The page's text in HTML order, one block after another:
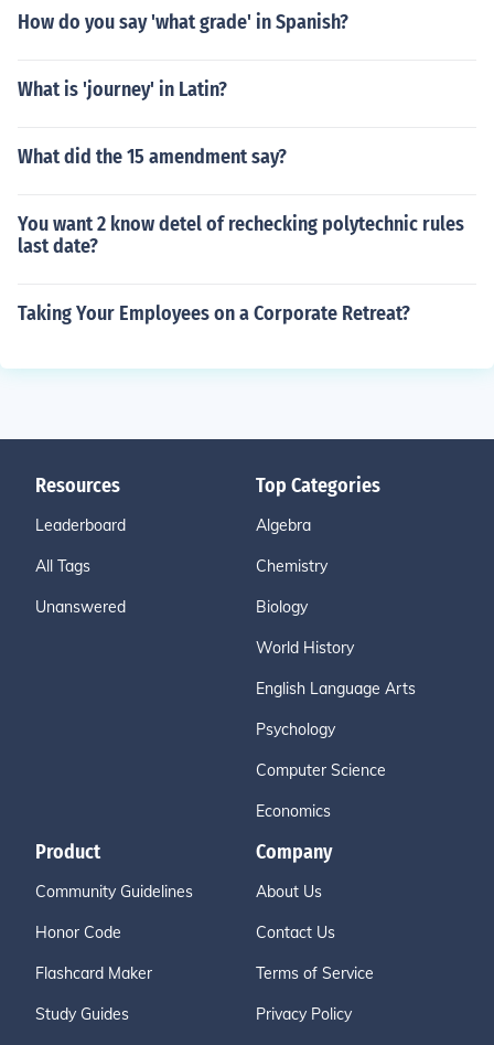
How do you say 'what grade' in Spanish?
What is 'journey' in Latin?
What did the 15 amendment say?
You want 2 know detel of rechecking polytechnic rules
last date?
Taking Your Employees on a Corporate Retreat?
Resources
Leaderboard
All Tags
Unanswered
Top Categories
Algebra
Chemistry
Biology
World History
English Language Arts
Psychology
Computer Science
Economics
Product
Community Guidelines
Honor Code
Flashcard Maker
Study Guides
Company
About Us
Contact Us
Terms of Service
Privacy Policy